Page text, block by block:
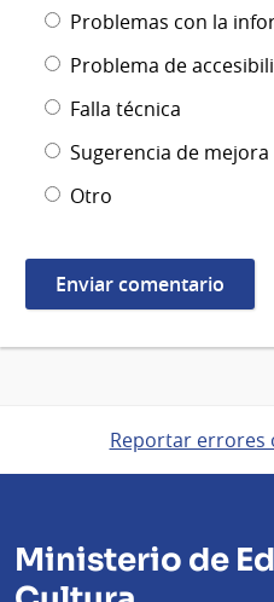
Problemas con la
Problema de
Falla técnica
Sugerencia de mejora
Otro
Reportar errores
Ministerio de